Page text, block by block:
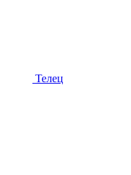
Телец